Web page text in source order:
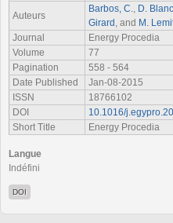
Auteurs
Barbos, C. D.
Girard , and M.
Journal
Energy Procedia
Volume
77
Pagination
558 - 564
Date Published
Jan-08-2015
ISSN
18766102
DOI
10.1016/
Short Title
Energy Procedia
Langue
Indéfini
DOI